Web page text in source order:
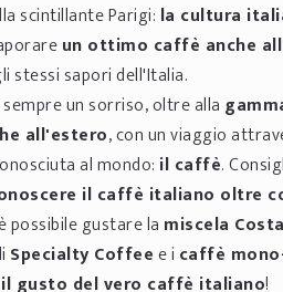
scintillante Parigi: la cultura
un ottimo caffè anche
stessi sapori dell'Italia.
un sorriso, oltre alla
all'estero, con un viaggio
al mondo: il caffè.
il caffè italiano oltre
possibile gustare la miscela
Specialty Coffeee i caffè
gusto del vero caffè italiano!